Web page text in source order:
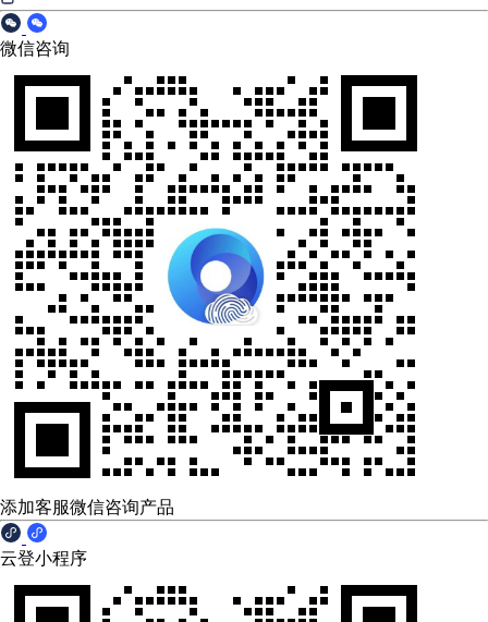
微信咨询
添加客服微信咨询产品
云登小程序